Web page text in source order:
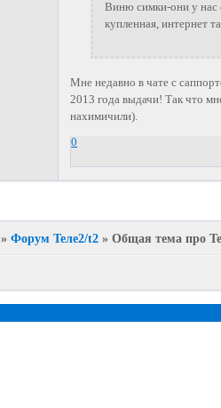
Виню симки-они у нас
купленная, интернет
Мне недавно в чате с
2013 года выдачи! Так что
нахимичили).
0
»Форум Теле2/t2 »Общая тема про